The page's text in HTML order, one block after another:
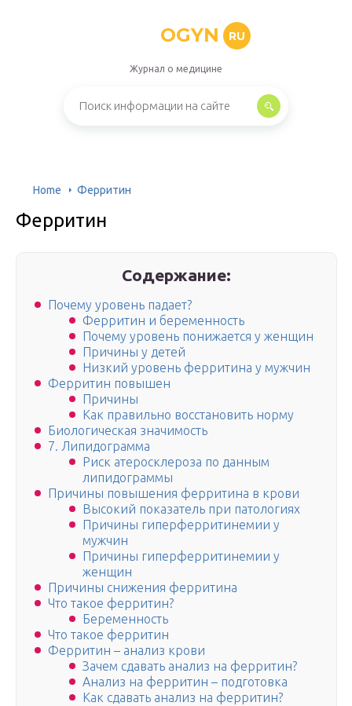
OGYN RU
Журнал о медицине
Home Ферритин
Ферритин
Содержание:
Почему уровень падает?
Ферритин и беременность
Почему уровень понижается у женщин
Причины у детей
Низкий уровень ферритина у мужчин
Ферритин повышен
Причины
Как правильно восстановить норму
Биологическая значимость
7. Липидограмма
Риск атеросклероза по данным
липидограммы
Причины повышения ферритина в крови
Высокий показатель при патологиях
Причины гиперферритинемии у
мужчин
Причины гиперферритинемии у
женщин
Причины снижения ферритина
Что такое ферритин?
Беременность
Что такое ферритин
Ферритин – анализ крови
Зачем сдавать анализ на ферритин?
Анализ на ферритин – подготовка
Как сдавать анализ на ферритин?